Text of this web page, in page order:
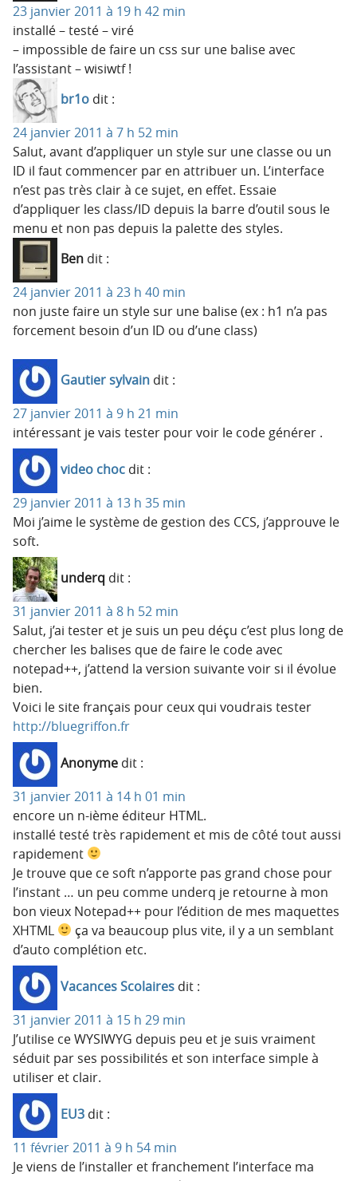
23 janvier 2011 à 19 h 42 min
installé – testé – viré
– impossible de faire un css sur une balise avec
l’assistant – wisiwtf !
br1o dit :
24 janvier 2011 à 7 h 52 min
Salut, avant d’appliquer un style sur une classe ou un
ID il faut commencer par en attribuer un. L’interface
n’est pas très clair à ce sujet, en effet. Essaie
d’appliquer les class/ID depuis la barre d’outil sous le
menu et non pas depuis la palette des styles.
Ben dit :
24 janvier 2011 à 23 h 40 min
non juste faire un style sur une balise (ex : h1 n’a pas
forcement besoin d’un ID ou d’une class)
Gautier sylvain dit :
27 janvier 2011 à 9 h 21 min
intéressant je vais tester pour voir le code générer .
video choc dit :
29 janvier 2011 à 13 h 35 min
Moi j’aime le système de gestion des CCS, j’approuve le
soft.
underq dit :
31 janvier 2011 à 8 h 52 min
Salut, j’ai tester et je suis un peu déçu c’est plus long de
chercher les balises que de faire le code avec
notepad++, j’attend la version suivante voir si il évolue
bien.
Voici le site français pour ceux qui voudrais tester
http://bluegriffon.fr
Anonyme dit :
31 janvier 2011 à 14 h 01 min
encore un n-ième éditeur HTML.
installé testé très rapidement et mis de côté tout aussi
rapidement
Je trouve que ce soft n’apporte pas grand chose pour
l’instant … un peu comme underq je retourne à mon
bon vieux Notepad++ pour l’édition de mes maquettes
XHTML
ça va beaucoup plus vite, il y a un semblant
d’auto complétion etc.
Vacances Scolaires dit :
31 janvier 2011 à 15 h 29 min
J’utilise ce WYSIWYG depuis peu et je suis vraiment
séduit par ses possibilités et son interface simple à
utiliser et clair.
EU3 dit :
11 février 2011 à 9 h 54 min
Je viens de l’installer et franchement l’interface ma